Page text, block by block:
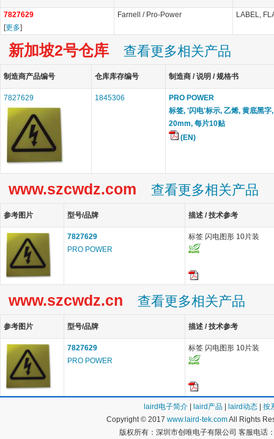
7827629
[更多]
Farnell / Pro-Power LABEL,
新加坡2号仓库 查看更多相关产品
制造商产品编号 仓库库存编号 制造商 / 说明 / 规格书
7827629 1845306
PRO POWER
标签, '闪电'标示, 乙烯, 黄底黑
20mm, 每片10贴
(EN)
www.szcwdz.com 查看更多相关产品
参考图片 型号/品牌 描述 / 技术参考
7827629
PRO POWER
标签 闪电图形 10片装
www.szcwdz.cn 查看更多相关产品
参考图片 型号/品牌 描述 / 技术参考
7827629
PRO POWER
标签 闪电图形 10片装
laird电子简介 laird产品 laird动态
按
Copyright © 2017 www.laird-tek.comAll Rights
版权所有：深圳市创唯电子有限公司 客服电话